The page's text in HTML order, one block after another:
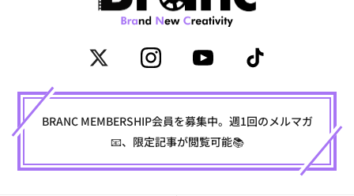
BRANC MEMBERSHIP会員を募集中。週1回のメルマガ
📧、限定記事が閲覧可能📚